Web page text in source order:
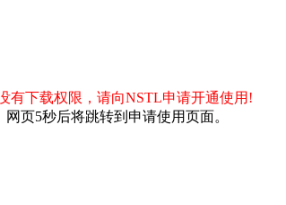
有下载权限，请向NSTL申请开通使用!
网页5秒后将跳转到申请使用页面。